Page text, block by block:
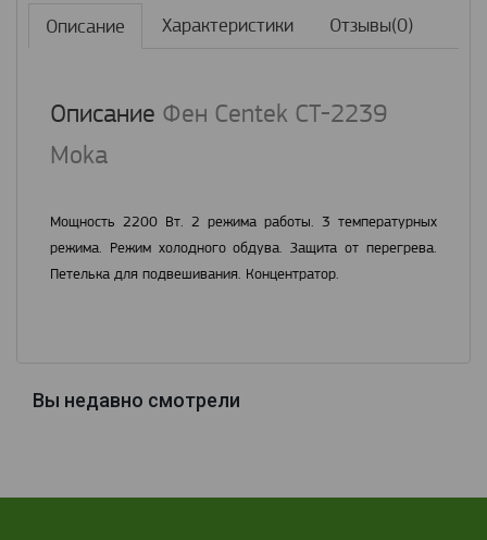
Описание Характеристики Отзывы(0)
Описание Фен Centek CT-2239
Moka
Мощность 2200 Вт. 2 режима работы. 3 температурных
режима. Режим холодного обдува. Защита от перегрева.
Петелька для подвешивания. Концентратор.
Вы недавно смотрели